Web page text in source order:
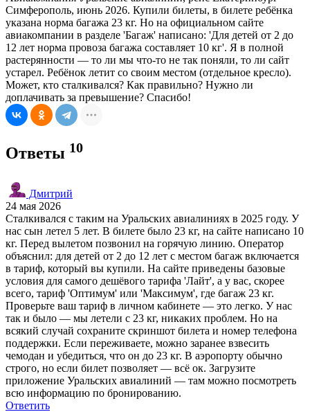
Симферополь, июнь 2026. Купили билеты, в билете ребёнка
указана норма багажа 23 кг. Но на официальном сайте
авиакомпании в разделе 'Багаж' написано: 'Для детей от 2 до
12 лет норма провоза багажа составляет 10 кг'. Я в полной
растерянности — то ли мы что-то не так поняли, то ли сайт
устарел. Ребёнок летит со своим местом (отдельное кресло).
Может, кто сталкивался? Как правильно? Нужно ли
доплачивать за превышение? Спасибо!
Ответы 10
Дмитрий
24 мая 2026
Сталкивался с таким на Уральских авиалиниях в 2025 году. У
нас сын летел 5 лет. В билете было 23 кг, на сайте написано 10
кг. Перед вылетом позвонил на горячую линию. Оператор
объяснил: для детей от 2 до 12 лет с местом багаж включается
в тариф, который вы купили. На сайте приведены базовые
условия для самого дешёвого тарифа 'Лайт', а у вас, скорее
всего, тариф 'Оптимум' или 'Максимум', где багаж 23 кг.
Проверьте ваш тариф в личном кабинете — это легко. У нас
так и было — мы летели с 23 кг, никаких проблем. Но на
всякий случай сохраните скриншот билета и номер телефона
поддержки. Если переживаете, можно заранее взвесить
чемодан и убедиться, что он до 23 кг. В аэропорту обычно
строго, но если билет позволяет — всё ок. Загрузите
приложение Уральских авиалиний — там можно посмотреть
всю информацию по бронированию.
Ответить